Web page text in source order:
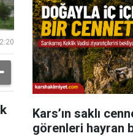
Kars’ın saklı
görenleri hayran